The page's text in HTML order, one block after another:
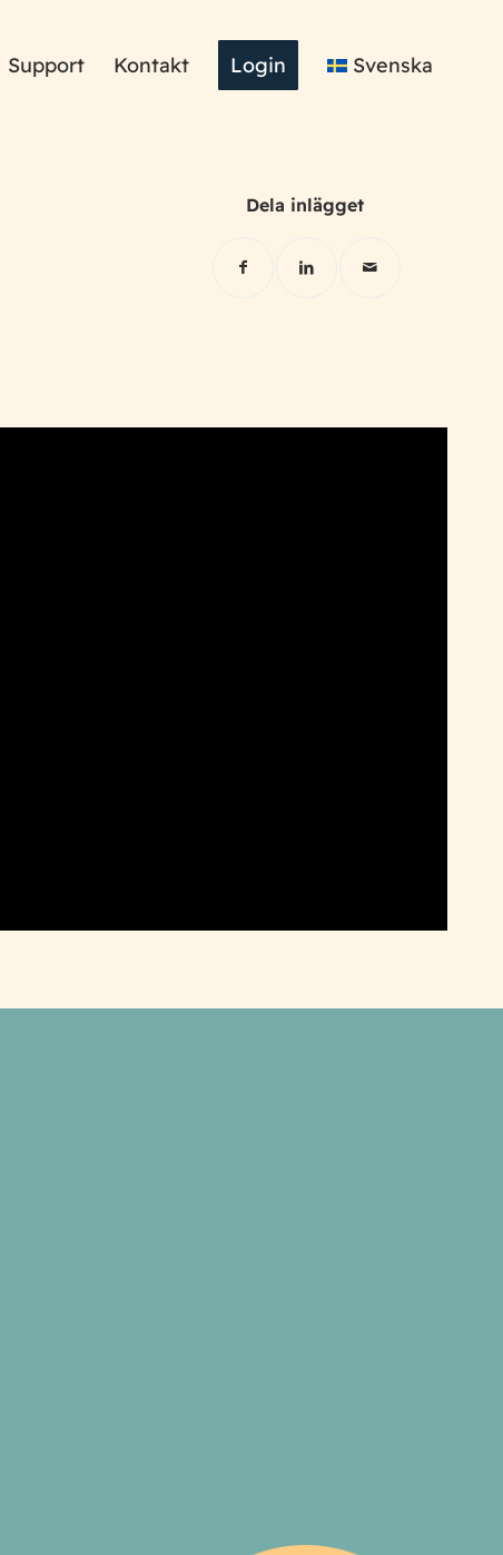
Support Kontakt Login Svenska
Dela inlägget